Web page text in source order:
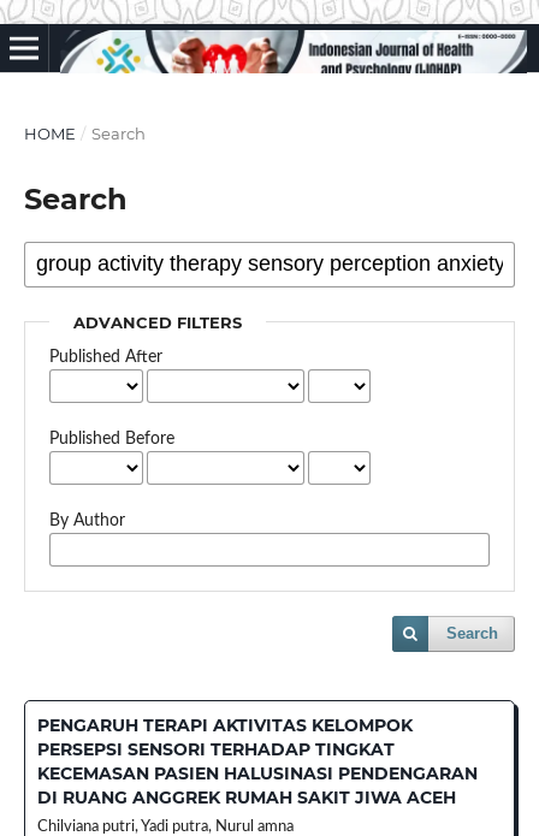
HOME / Search
Search
ADVANCED FILTERS
Published After
Published Before
By Author
Search
PENGARUH TERAPI AKTIVITAS KELOMPOK
PERSEPSI SENSORI TERHADAP TINGKAT
KECEMASAN PASIEN HALUSINASI PENDENGARAN
DI RUANG ANGGREK RUMAH SAKIT JIWA ACEH
Chilviana putri, Yadi putra, Nurul amna